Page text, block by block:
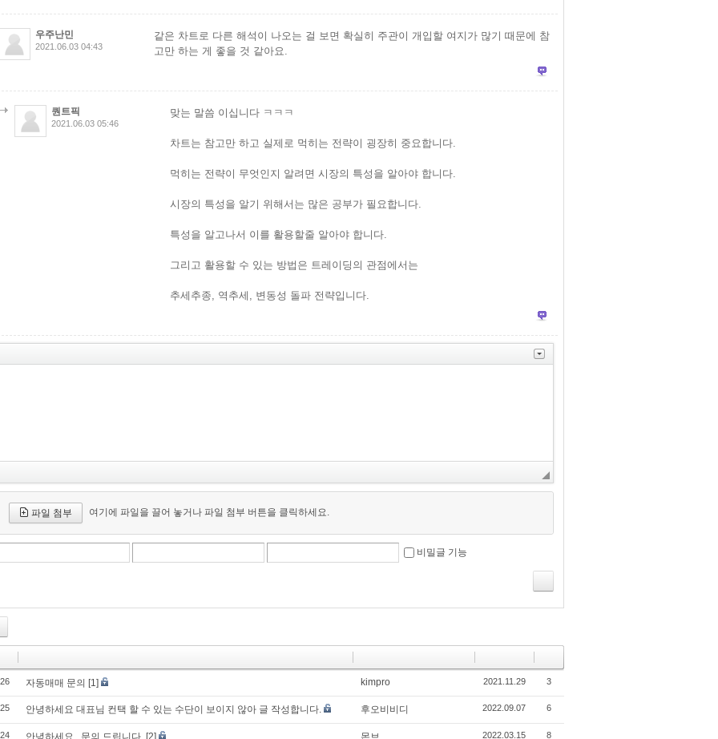
우주난민
2021.06.03 04:43
같은 차트로 다른 해석이 나오는 걸 보면 확실히 주관이 개입할 여지가 많기 때문에 참
고만 하는 게 좋을 것 같아요.
퀀트픽
2021.06.03 05:46
맞는 말씀 이십니다 ㅋㅋㅋ
차트는 참고만 하고 실제로 먹히는 전략이 굉장히 중요합니다.
먹히는 전략이 무엇인지 알려면 시장의 특성을 알아야 합니다.
시장의 특성을 알기 위해서는 많은 공부가 필요합니다.
특성을 알고나서 이를 활용할줄 알아야 합니다.
그리고 활용할 수 있는 방법은 트레이딩의 관점에서는
추세추종, 역추세, 변동성 돌파 전략입니다.
파일 첨부 여기에 파일을 끌어 놓거나 파일 첨부 버튼을 클릭하세요.
비밀글 기능
자동매매 문의 [1] kimpro 2021.11.29 3
안녕하세요 대표님 컨택 할 수 있는 수단이 보이지 않아 글 작성합니다. 후오비비디 2022.09.07 6
안녕하세요.. 문의 드립니다. [2] 몬브 2022.03.15 8